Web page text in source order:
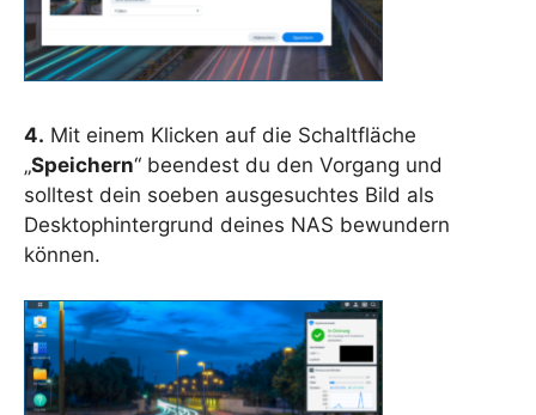
4. Mit einem Klicken auf die Schaltfläche
„Speichern“ beendest du den Vorgang und
solltest dein soeben ausgesuchtes Bild als
Desktophintergrund deines NAS bewundern
können.